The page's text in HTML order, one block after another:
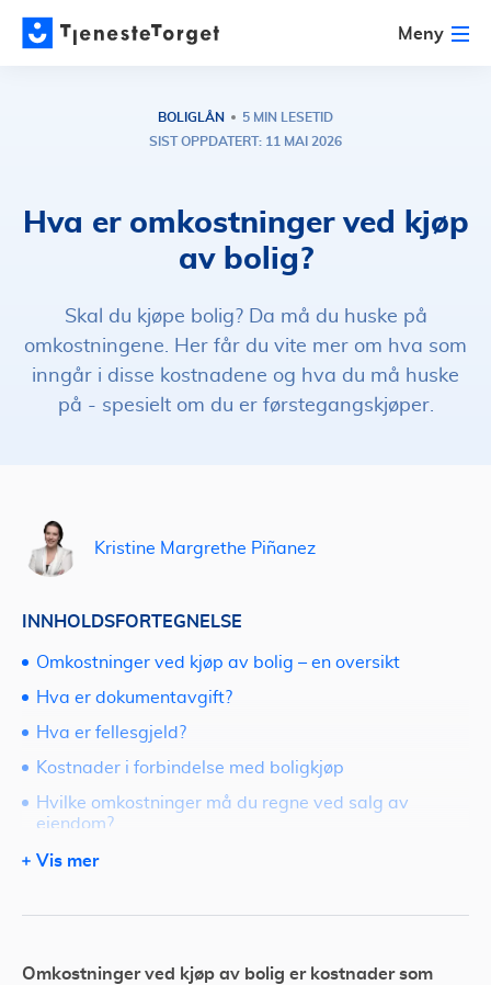
Meny
BOLIGLÅN
5 MIN LESETID
SIST OPPDATERT: 11 MAI 2026
Hva er omkostninger ved kjøp
av bolig?
Skal du kjøpe bolig? Da må du huske på
omkostningene. Her får du vite mer om hva som
inngår i disse kostnadene og hva du må huske
på - spesielt om du er førstegangskjøper.
​Omkostninger ved kjøp av bolig er kostnader som
Kristine Margrethe Piñanez
INNHOLDSFORTEGNELSE
Omkostninger ved kjøp av bolig – en oversikt
Hva er dokumentavgift?
Hva er fellesgjeld?
Kostnader i forbindelse med boligkjøp
Hvilke omkostninger må du regne ved salg av
eiendom?
Skal du kjøpe og skal søke boliglån?
Vis mer